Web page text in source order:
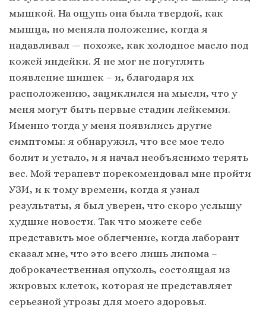
мышкой. На ощупь она была твердой, как
мышца, но меняла положение, когда я
надавливал — похоже, как холодное масло под
кожей индейки. Я не мог не погуглить
появление шишек – и, благодаря их
расположению, зациклился на мысли, что у
меня могут быть первые стадии лейкемии.
Именно тогда у меня появились другие
симптомы: я обнаружил, что все мое тело
болит и устало, и я начал необъяснимо терять
вес. Мой терапевт порекомендовал мне пройти
УЗИ, и к тому времени, когда я узнал
результаты, я был уверен, что скоро услышу
худшие новости. Так что можете себе
представить мое облегчение, когда лаборант
сказал мне, что это всего лишь липома –
доброкачественная опухоль, состоящая из
жировых клеток, которая не представляет
серьезной угрозы для моего здоровья.